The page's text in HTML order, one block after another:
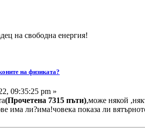
на свободна енергия!
на физиката?
09:35:25 pm »
(Прочетена 7315 пъти),може някой
има ли?има!човека показа ли